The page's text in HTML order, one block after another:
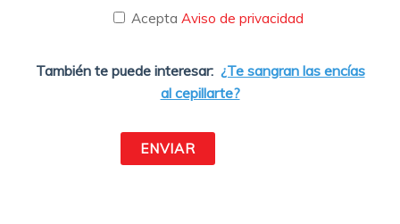
Acepta Aviso de privacidad
También te puede interesar: ¿Te sangran las encías
al cepillarte?